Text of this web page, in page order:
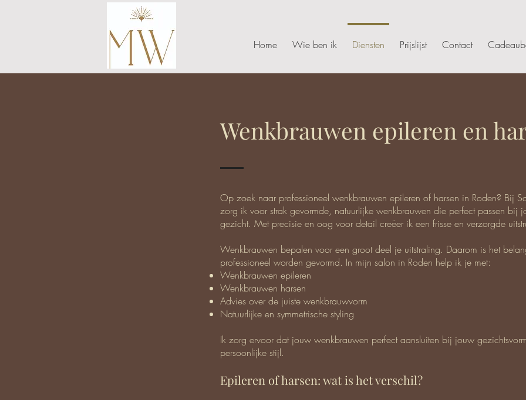
Home Wie ben ik Diensten Prijslijst Contact
Wenkbrauwen epileren en
Op zoek naar professioneel wenkbrauwen epileren of harsen in Roden? Bij
zorg ik voor strak gevormde, natuurlijke wenkbrauwen die perfect passen bij
gezicht. Met precisie en oog voor detail creëer ik een frisse en verzorgde
​Wenkbrauwen bepalen voor een groot deel je uitstraling. Daarom is het
professioneel worden gevormd. In mijn salon in Roden help ik je met:
Wenkbrauwen epileren
Wenkbrauwen harsen
Advies over de juiste wenkbrauwvorm
Natuurlijke en symmetrische styling
Ik zorg ervoor dat jouw wenkbrauwen perfect aansluiten bij jouw
persoonlijke stijl.
Epileren of harsen: wat is het verschil?